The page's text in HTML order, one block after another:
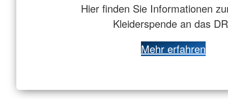
Hier finden Sie Informationen
Kleiderspende an das
Mehr erfahren